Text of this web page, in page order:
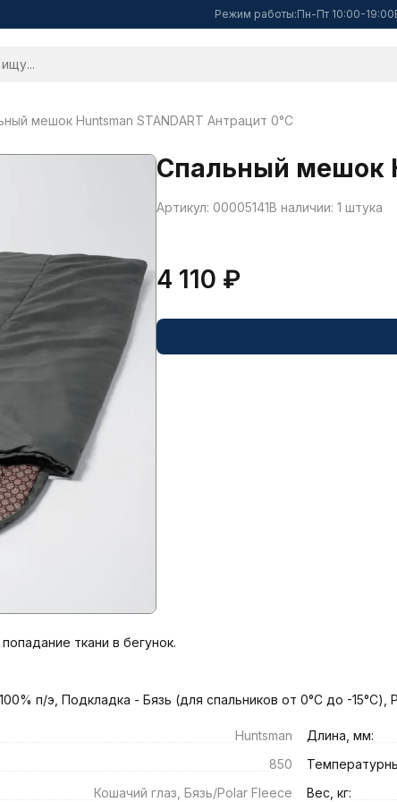
Режим работы:Пн-Пт 10:00-19:00
мешок Huntsman STANDART Антрацит 0°C
Спальный мешок
Артикул: 00005141В наличии: 1 штука
4 110 ₽
ткани в бегунок.
п/э, Подкладка - Бязь (для спальников от 0°С до -
Huntsman Длина, мм:
850
Кошачий глаз, Бязь/Polar Fleece Вес, кг: